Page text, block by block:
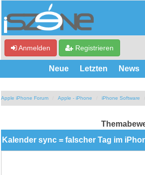
Anmelden Registrieren
Neue Letzten News
Apple iPhone Forum Apple - iPhone iPhone Software
Kalender sync = falscher Tag im